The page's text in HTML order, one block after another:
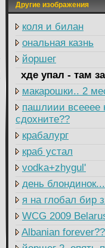
Другие изображения
коля и билан
ональная казнь
йоршег
хде упал - там
макарошки.. 2
пашлиии всееее
сдохните??
крабалург
краб устал
vodka+zhygul'
день
я на глобал бир
WCG 2009
Albanian